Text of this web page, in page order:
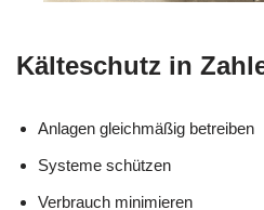
Kälteschutz in
Anlagen gleichmäßig betreiben
Systeme schützen
Verbrauch minimieren